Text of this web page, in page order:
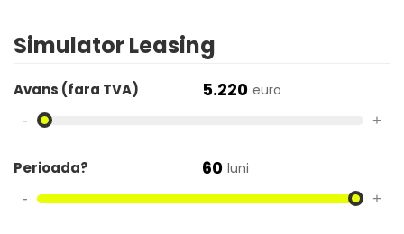
Simulator Leasing
Avans (fara TVA) 5.220 euro
- +
Perioada? 60 luni
- +